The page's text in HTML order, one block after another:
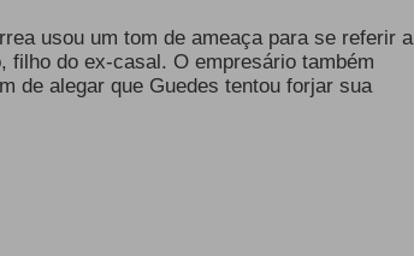
usou um tom de ameaça para se referir a
filho do ex-casal. O empresário também
de alegar que Guedes tentou forjar sua